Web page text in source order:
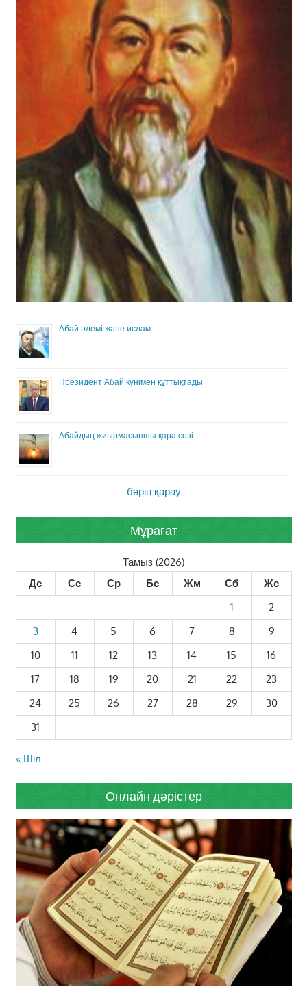
Абай әлемі және ислам
Президент Абай күнімен құттықтады
Абайдың жиырмасыншы қара сөзі
бәрін қарау
Мұрағат
Тамыз (2026)
Дс
Сс Ср Бс Жм Сб
Жс
1
2
3
4 5 6 7 8
9
10
11 12 13 14 15
16
17
18 19 20 21 22
23
24
25 26 27 28 29
30
31
« Шіл
Онлайн дәрістер